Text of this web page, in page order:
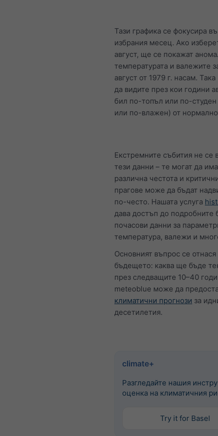
Тази графика се фокусира
избрания месец. Ако
август, ще се покажат
температурата и валежите
август от 1979 г. насам.
да видите през кои години
бил по-топъл или по-
или по-влажен) от
Екстремните събития не се
тези данни – те могат да
различна честота и
прагове може да бъдат
по-често. Нашата услуга
дава достъп до подробните
почасови данни за
температура, валежи и
Основният въпрос се
бъдещето: каква ще бъде
през следващите 10–40
meteoblue може да
климатични прогнози за
десетилетия.
climate+
Разгледайте нашия
оценка на климатичния
Try it for Basel